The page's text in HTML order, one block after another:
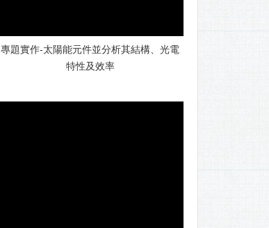
專題實作-太陽能元件並分析其結構、光電
特性及效率